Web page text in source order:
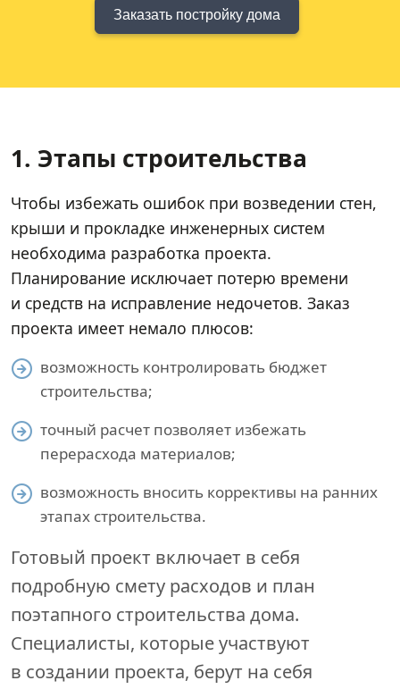
Заказать постройку дома
1. Этапы строительства
Чтобы избежать ошибок при возведении стен,
крыши и прокладке инженерных систем
необходима разработка проекта.
Планирование исключает потерю времени
и средств на исправление недочетов. Заказ
проекта имеет немало плюсов:
возможность контролировать бюджет
строительства;
точный расчет позволяет избежать
перерасхода материалов;
возможность вносить коррективы на ранних
этапах строительства.
Готовый проект включает в себя
подробную смету расходов и план
поэтапного строительства дома.
Специалисты, которые участвуют
в создании проекта, берут на себя